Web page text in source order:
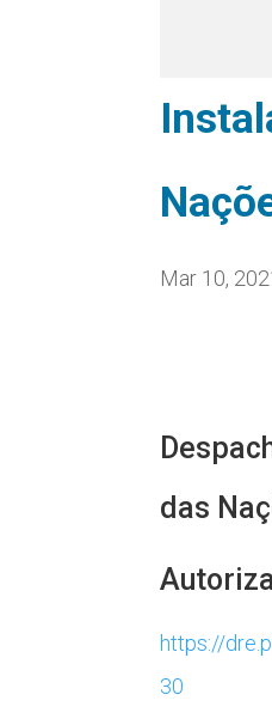
Mar 10,
das
https://
30